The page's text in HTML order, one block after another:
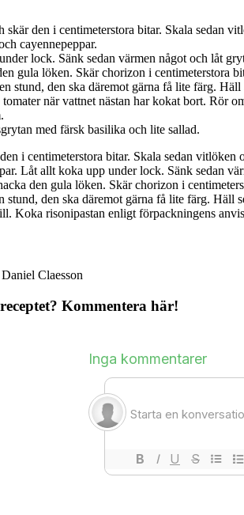
skär den i centimeterstora bitar. Skala sedan
cayennepeppar.
lock. Sänk sedan värmen något och låt
gula löken. Skär chorizon i centimeterstora
stund, den ska däremot gärna få lite färg.
när vattnet nästan har kokat bort. Rör
med färsk basilika och lite sallad.
i centimeterstora bitar. Skala sedan
Låt allt koka upp under lock. Sänk sedan
den gula löken. Skär chorizon i
stund, den ska däremot gärna få lite färg.
Koka risonipastan enligt förpackningens
Daniel Claesson
Kommentera här!